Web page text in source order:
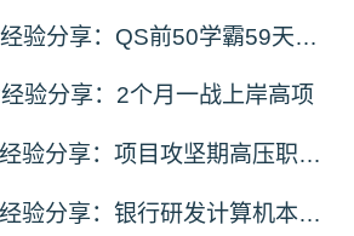
软考高项备考经验分享：QS前50学霸59天零基础高项冲刺之路
验分享：2个月一战上岸高项
软考高项备考经验分享：项目攻坚期高压职场人，碎片时间突围备考
软考高项备考经验分享：银行研发计算机本硕，3个月100小时极速通关